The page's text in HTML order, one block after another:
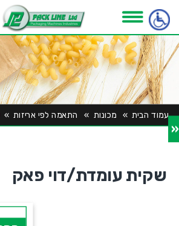
«
עמוד הבית» מכונות » התאמה לפי אריזות»
שקית עומדת/דוי פאק